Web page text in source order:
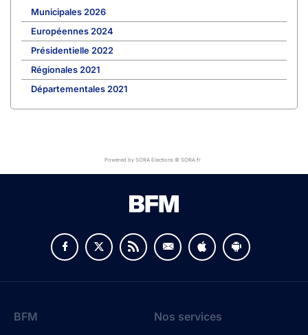
Municipales 2026
Européennes 2024
Présidentielle 2022
Régionales 2021
Départementales 2021
Powered by SORA Elections © SORA.fr
BFM Nos services